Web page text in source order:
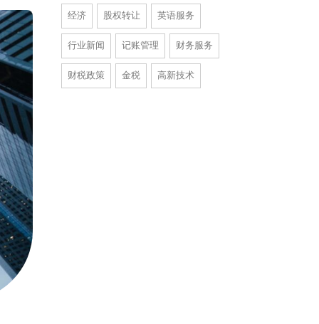
经济 股权转让 英语服务
行业新闻 记账管理 财务服务
财税政策 金税 高新技术